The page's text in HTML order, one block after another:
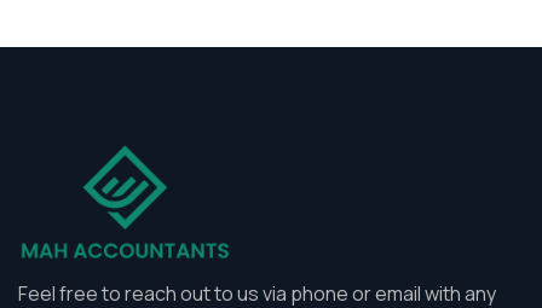
Feel free to reach out to us via phone or email with any